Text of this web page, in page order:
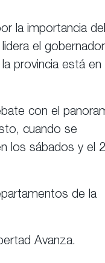
la importancia del
el gobernador
provincia está en
con el
cuando se
los sábados y el 2
de la
Avanza.